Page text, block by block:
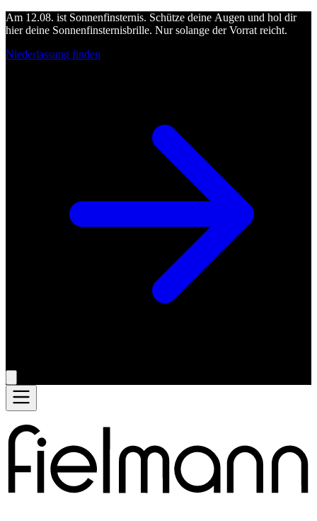
Am 12.08. ist Sonnenfinsternis. Schütze deine Augen und hol dir
hier deine Sonnenfinsternisbrille. Nur solange der Vorrat reicht.
Niederlassung finden